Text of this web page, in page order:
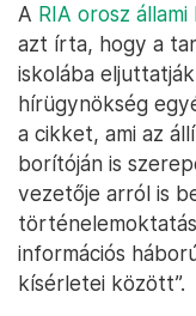
A RIA orosz
azt írta, hogy a
iskolába
hírügynökség
a cikket, ami az
borítóján is
vezetője arról is
információs
kísérletei között”.